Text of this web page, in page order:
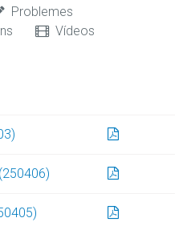
Problemes
Vídeos